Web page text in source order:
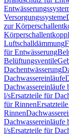
Versorgungssysteme
zur
Luftschalldämmung
für Entwässerung
Belüftungsventile
Dachentwässerung
Dachwassereinläufe
Dachwassereinläufe
l/sErsatzteile für
für Rinnen
Rinnen
Dachwassereinläufe
l/sErsatzteile für